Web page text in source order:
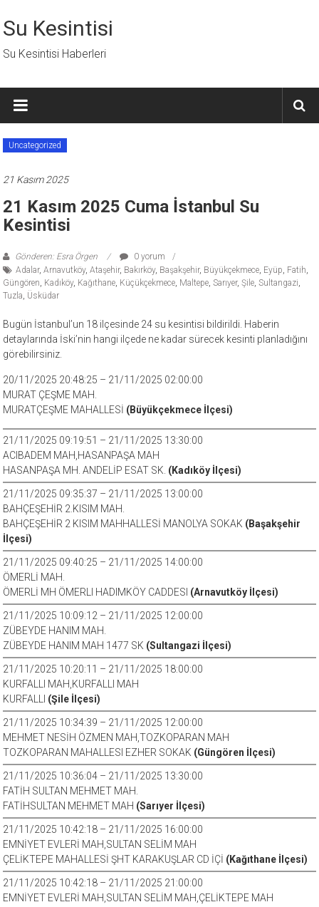
geç
Su Kesintisi
Su Kesintisi Haberleri
Uncategorized
21 Kasım 2025
21 Kasım 2025 Cuma İstanbul Su
Kesintisi
Gönderen: Esra Örgen
0 yorum
Adalar,Arnavutköy,Ataşehir, Bakırköy, Başakşehir, Büyükçekmece, Eyüp, Fatih,
Güngören, Kadıköy, Kağıthane, Küçükçekmece, Maltepe,Sarıyer,Şile,Sultangazi,
Tuzla, Üsküdar
Bugün İstanbul’un 18 ilçesinde 24 su kesintisi bildirildi. Haberin
detaylarında İski’nin hangi ilçede ne kadar sürecek kesinti planladığını
görebilirsiniz.
20/11/2025 20:48:25 – 21/11/2025 02:00:00
MURAT ÇEŞME MAH.
MURATÇEŞME MAHALLESİ (Büyükçekmece İlçesi)
21/11/2025 09:19:51 – 21/11/2025 13:30:00
ACIBADEM MAH,HASANPAŞA MAH
HASANPAŞA MH. ANDELİP ESAT SK. (Kadıköy İlçesi)
21/11/2025 09:35:37 – 21/11/2025 13:00:00
BAHÇEŞEHİR 2.KISIM MAH.
BAHÇEŞEHİR 2 KISIM MAHHALLESİ MANOLYA SOKAK (Başakşehir
İlçesi)
21/11/2025 09:40:25 – 21/11/2025 14:00:00
ÖMERLİ MAH.
ÖMERLİ MH ÖMERLI HADIMKÖY CADDESI (Arnavutköy İlçesi)
21/11/2025 10:09:12 – 21/11/2025 12:00:00
ZÜBEYDE HANIM MAH.
ZÜBEYDE HANIM MAH 1477 SK (Sultangazi İlçesi)
21/11/2025 10:20:11 – 21/11/2025 18:00:00
KURFALLI MAH,KURFALLI MAH
KURFALLI (Şile İlçesi)
21/11/2025 10:34:39 – 21/11/2025 12:00:00
MEHMET NESİH ÖZMEN MAH,TOZKOPARAN MAH
TOZKOPARAN MAHALLESI EZHER SOKAK (Güngören İlçesi)
21/11/2025 10:36:04 – 21/11/2025 13:30:00
FATİH SULTAN MEHMET MAH.
FATİHSULTAN MEHMET MAH (Sarıyer İlçesi)
21/11/2025 10:42:18 – 21/11/2025 16:00:00
EMNİYET EVLERİ MAH,SULTAN SELİM MAH
ÇELİKTEPE MAHALLESİ ŞHT KARAKUŞLAR CD İÇİ (Kağıthane İlçesi)
21/11/2025 10:42:18 – 21/11/2025 21:00:00
EMNİYET EVLERİ MAH,SULTAN SELİM MAH,ÇELİKTEPE MAH